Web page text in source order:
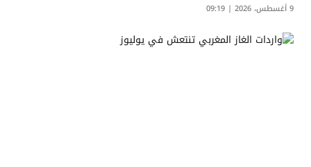
9 أغسطس، 2026 | 09:19